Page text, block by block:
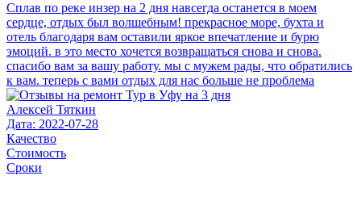
Сплав по реке инзер на 2 дня навсегда останется в моем
сердце, отдых был волшебным! прекрасное море, бухта и
отель благодаря вам оставили яркое впечатление и бурю
эмоций. в это место хочется возвращаться снова и снова.
спасибо вам за вашу работу. мы с мужем рады, что обратились
к вам. теперь с вами отдых для нас больше не проблема
Алексей Тяткин
Дата: 2022-07-28
Качество
Стоимость
Сроки